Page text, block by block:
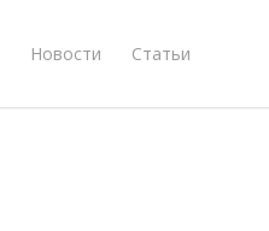
Новости Статьи